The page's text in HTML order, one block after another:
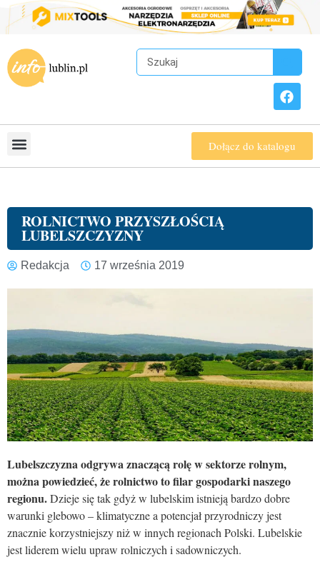
Dołącz do katalogu
ROLNICTWO PRZYSZŁOŚCIĄ
LUBELSZCZYZNY
Redakcja 17 września 2019
Lubelszczyzna odgrywa znaczącą rolę w sektorze rolnym,
można powiedzieć, że rolnictwo to filar gospodarki naszego
regionu.Dzieje się tak gdyż w lubelskim istnieją bardzo dobre
warunki glebowo – klimatyczne a potencjał przyrodniczy jest
znacznie korzystniejszy niż w innych regionach Polski. Lubelskie
jest liderem wielu upraw rolniczych i sadowniczych.